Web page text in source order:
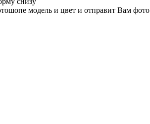
модель и цвет и отправит Вам фото